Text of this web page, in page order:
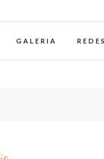
GALERIA